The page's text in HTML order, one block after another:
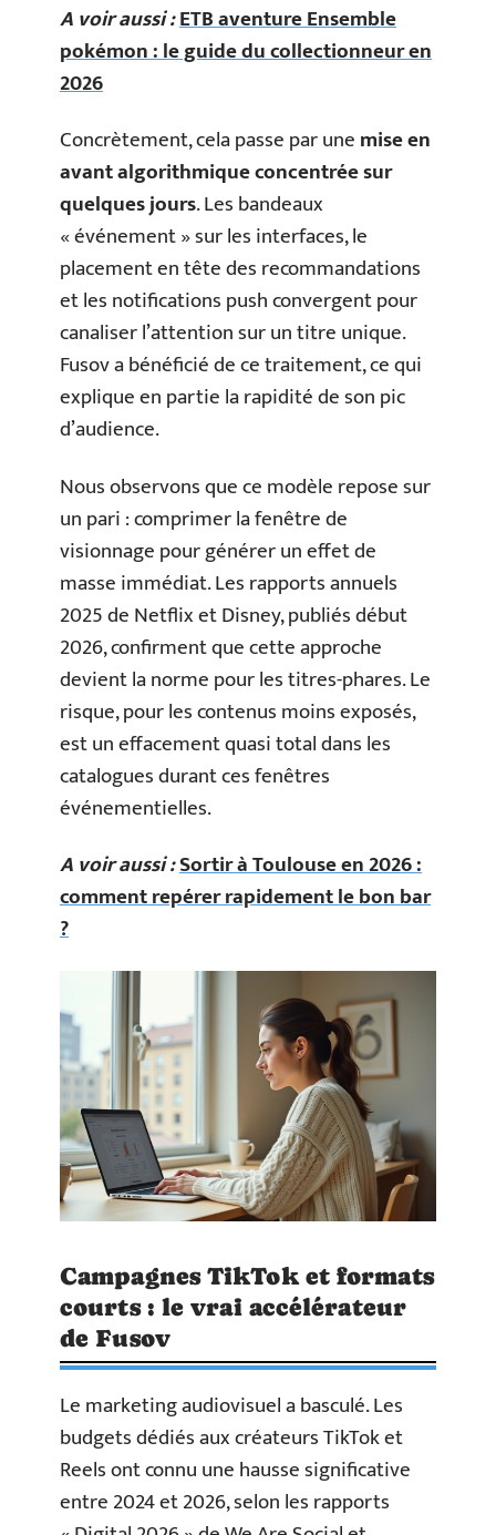
A voir aussi :ETB aventure Ensemble
pokémon : le guide du collectionneur en
2026
Concrètement, cela passe par unemise en
avant algorithmique concentrée sur
quelques jours. Les bandeaux
« événement » sur les interfaces, le
placement en tête des recommandations
et les notifications push convergent pour
canaliser l’attention sur un titre unique.
Fusov a bénéficié de ce traitement, ce qui
explique en partie la rapidité de son pic
d’audience.
Nous observons que ce modèle repose sur
un pari : comprimer la fenêtre de
visionnage pour générer un effet de
masse immédiat. Les rapports annuels
2025 de Netflix et Disney, publiés début
2026, confirment que cette approche
devient la norme pour les titres-phares. Le
risque, pour les contenus moins exposés,
est un effacement quasi total dans les
catalogues durant ces fenêtres
événementielles.
A voir aussi :Sortir à Toulouse en 2026 :
comment repérer rapidement le bon bar
?
Campagnes TikTok et formats
courts : le vrai accélérateur
de Fusov
Le marketing audiovisuel a basculé. Les
budgets dédiés aux créateurs TikTok et
Reels ont connu une hausse significative
entre 2024 et 2026, selon les rapports